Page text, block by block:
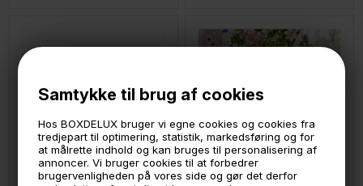
Samtykke til brug af cookies
Hos BOXDELUX bruger vi egne cookies og cookies fra
tredjepart til optimering, statistik, markedsføring og for
at målrette indhold og kan bruges til personalisering af
annoncer. Vi bruger cookies til at forbedrer
brugervenligheden på vores side og gør det derfor